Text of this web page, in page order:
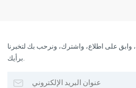
على اطلاع، واشترك، ونرحب بك لتخبرنا